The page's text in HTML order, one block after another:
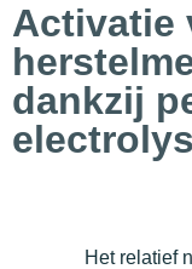
Activatie
dankzij
Het relatief